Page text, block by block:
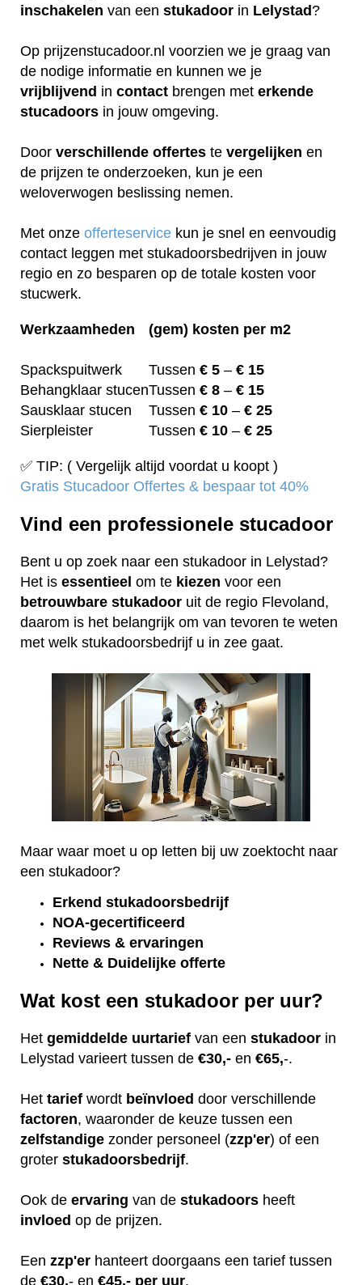
inschakelen van een stukadoor in Lelystad?
Op prijzenstucadoor.nl voorzien we je graag van
de nodige informatie en kunnen we je
vrijblijvend in contact brengen met erkende
stucadoors in jouw omgeving.
Door verschillende offertes te vergelijken en
de prijzen te onderzoeken, kun je een
weloverwogen beslissing nemen.
Met onze offerteservice kun je snel en eenvoudig
contact leggen met stukadoorsbedrijven in jouw
regio en zo besparen op de totale kosten voor
stucwerk.
Werkzaamheden (gem) kosten per m2
Spackspuitwerk Tussen € 5 – € 15
Behangklaar stucenTussen € 8 – € 15
Sausklaar stucen
Tussen € 10 – € 25
Sierpleister
Tussen € 10 – € 25
✅ TIP: ( Vergelijk altijd voordat u koopt )
Gratis Stucadoor Offertes & bespaar tot 40%
Vind een professionele stucadoor
Bent u op zoek naar een stukadoor in Lelystad?
Het is essentieel om te kiezen voor een
betrouwbare stukadoor uit de regio Flevoland,
daarom is het belangrijk om van tevoren te weten
met welk stukadoorsbedrijf u in zee gaat.
Maar waar moet u op letten bij uw zoektocht naar
een stukadoor?
Erkend stukadoorsbedrijf
NOA-gecertificeerd
Reviews & ervaringen
Nette & Duidelijke offerte
Wat kost een stukadoor per uur?
Het gemiddelde uurtarief van een stukadoor in
Lelystad varieert tussen de €30,- en €65,-.
Het tarief wordt beïnvloed door verschillende
factoren, waaronder de keuze tussen een
zelfstandige zonder personeel (zzp'er) of een
groter stukadoorsbedrijf.
Ook de ervaring van de stukadoors heeft
invloed op de prijzen.
Een zzp'er hanteert doorgaans een tarief tussen
de €30,- en €45,- per uur.